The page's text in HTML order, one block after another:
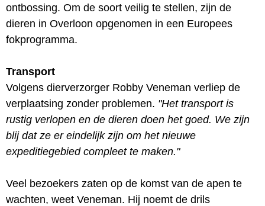
ontbossing. Om de soort veilig te stellen, zijn de
dieren in Overloon opgenomen in een Europees
fokprogramma.
Transport
Volgens dierverzorger Robby Veneman verliep de
verplaatsing zonder problemen. "Het transport is
rustig verlopen en de dieren doen het goed. We zijn
blij dat ze er eindelijk zijn om het nieuwe
expeditiegebied compleet te maken."
Veel bezoekers zaten op de komst van de apen te
wachten, weet Veneman. Hij noemt de drils